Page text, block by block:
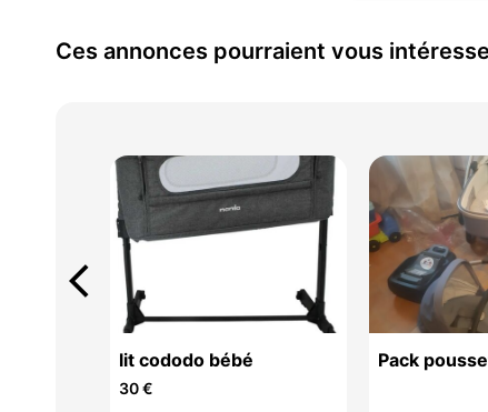
Ces annonces pourraient vous
lit cododo bébé
30 €
Pack
arrow_back_ios